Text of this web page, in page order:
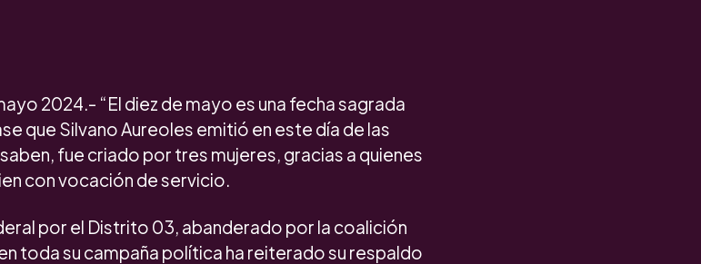
2024.- “El diez de mayo es una fecha sagrada
que Silvano Aureoles emitió en este día de las
fue criado por tres mujeres, gracias a quienes
con vocación de servicio.
por el Distrito 03, abanderado por la coalición
toda su campaña política ha reiterado su respaldo